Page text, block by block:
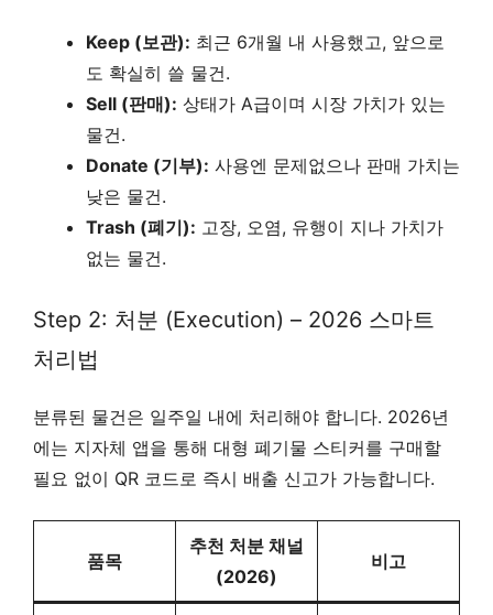
Keep (보관): 최근 6개월 내 사용했고, 앞으로
도 확실히 쓸 물건.
Sell (판매): 상태가 A급이며 시장 가치가 있는
물건.
Donate (기부): 사용엔 문제없으나 판매 가치는
낮은 물건.
Trash (폐기): 고장, 오염, 유행이 지나 가치가
없는 물건.
Step 2: 처분 (Execution) – 2026 스마트
처리법
분류된 물건은 일주일 내에 처리해야 합니다. 2026년
에는 지자체 앱을 통해 대형 폐기물 스티커를 구매할
필요 없이 QR 코드로 즉시 배출 신고가 가능합니다.
품목
추천 처분 채널
(2026)
비고